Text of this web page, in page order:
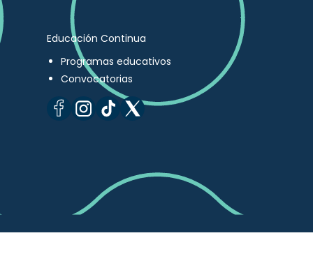
Educación Continua
Programas educativos
Convocatorias